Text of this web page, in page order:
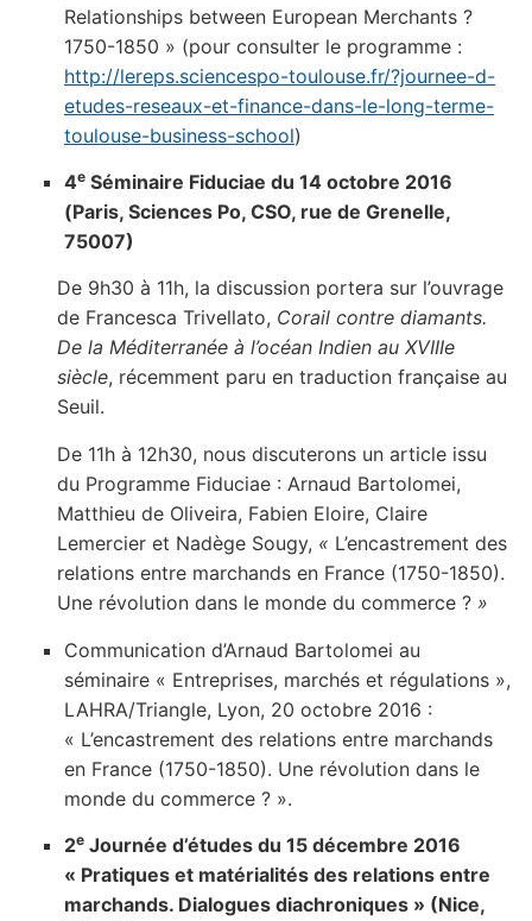
Relationships between European Merchants ?
1750-1850 » (pour consulter le programme :
http://lereps.sciencespo-toulouse.fr/?journee-d-
etudes-reseaux-et-finance-dans-le-long-terme-
toulouse-business-school)
4eSéminaire Fiduciae du 14 octobre 2016
(Paris, Sciences Po, CSO, rue de Grenelle,
75007)
De 9h30 à 11h, la discussion portera sur l’ouvrage
de Francesca Trivellato, Corail contre diamants.
De la Méditerranée à l’océan Indien au XVIIIe
siècle, récemment paru en traduction française au
Seuil.
De 11h à 12h30, nous discuterons un article issu
du Programme Fiduciae : Arnaud Bartolomei,
Matthieu de Oliveira, Fabien Eloire, Claire
Lemercier et Nadège Sougy, « L’encastrement des
relations entre marchands en France (1750-1850).
Une révolution dans le monde du commerce ?»
Communication d’Arnaud Bartolomei au
séminaire « Entreprises, marchés et régulations »,
LAHRA/Triangle, Lyon, 20 octobre 2016 :
« L’encastrement des relations entre marchands
en France (1750-1850). Une révolution dans le
monde du commerce ? ».
2eJournée d’études du 15 décembre 2016
« Pratiques et matérialités des relations entre
marchands. Dialogues diachroniques » (Nice,